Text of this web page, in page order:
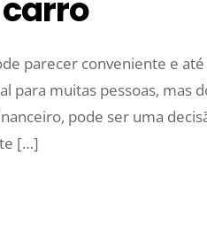
parecer conveniente e até
para muitas pessoas, mas
pode ser uma
[…]